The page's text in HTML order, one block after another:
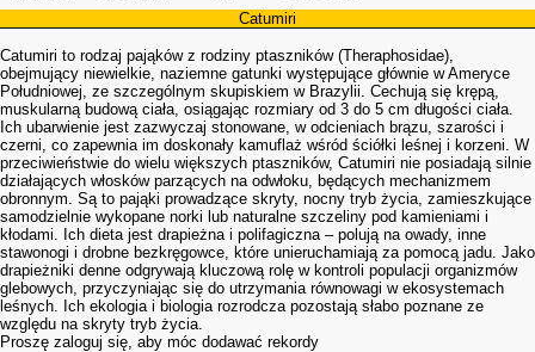
Catumiri
Catumiri to rodzaj pająków z rodziny ptaszników (Theraphosidae),
obejmujący niewielkie, naziemne gatunki występujące głównie w Ameryce
Południowej, ze szczególnym skupiskiem w Brazylii. Cechują się krępą,
muskularną budową ciała, osiągając rozmiary od 3 do 5 cm długości ciała.
Ich ubarwienie jest zazwyczaj stonowane, w odcieniach brązu, szarości i
czerni, co zapewnia im doskonały kamuflaż wśród ściółki leśnej i korzeni. W
przeciwieństwie do wielu większych ptaszników, Catumiri nie posiadają silnie
działających włosków parzących na odwłoku, będących mechanizmem
obronnym. Są to pająki prowadzące skryty, nocny tryb życia, zamieszkujące
samodzielnie wykopane norki lub naturalne szczeliny pod kamieniami i
kłodami. Ich dieta jest drapieżna i polifagiczna – polują na owady, inne
stawonogi i drobne bezkręgowce, które unieruchamiają za pomocą jadu. Jako
drapieżniki denne odgrywają kluczową rolę w kontroli populacji organizmów
glebowych, przyczyniając się do utrzymania równowagi w ekosystemach
leśnych. Ich ekologia i biologia rozrodcza pozostają słabo poznane ze
względu na skryty tryb życia.
Proszę zaloguj się, aby móc dodawać rekordy